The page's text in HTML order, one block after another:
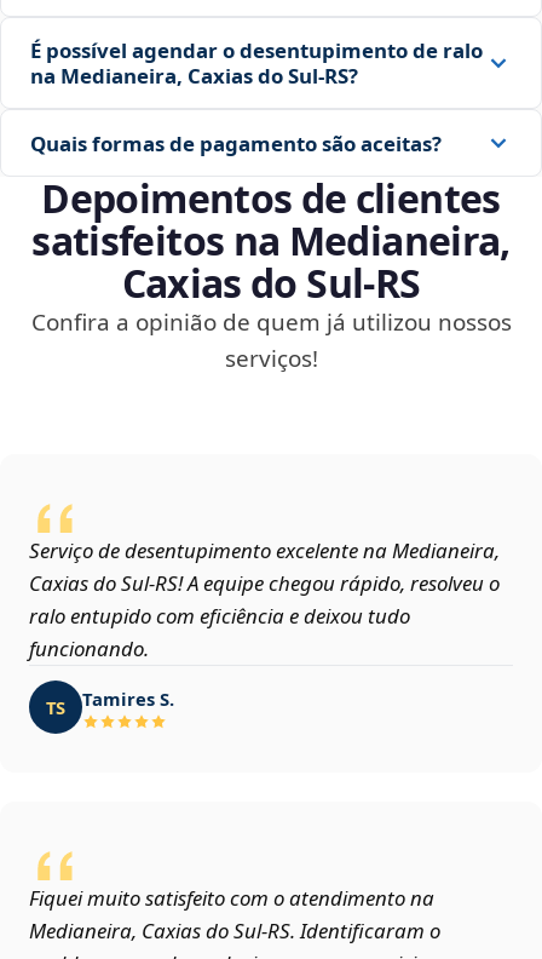
É possível agendar o desentupimento de ralo
na Medianeira, Caxias do Sul‑RS?
Quais formas de pagamento são aceitas?
Depoimentos de clientes
satisfeitos na Medianeira,
Caxias do Sul‑RS
Confira a opinião de quem já utilizou nossos
serviços!
Serviço de desentupimento excelente na Medianeira,
Caxias do Sul‑RS! A equipe chegou rápido, resolveu o
ralo entupido com eficiência e deixou tudo
funcionando.
TS Tamires S.
Fiquei muito satisfeito com o atendimento na
Medianeira, Caxias do Sul‑RS. Identificaram o